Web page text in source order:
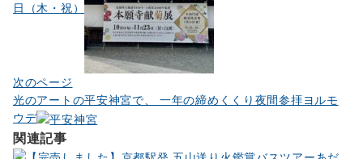
ゲ
ョ
ン
日（木・祝）
次のページ
光のアートの平安神宮で、 一年の締めくくり夜間参拝ヨルモ
ウデ
関連記事